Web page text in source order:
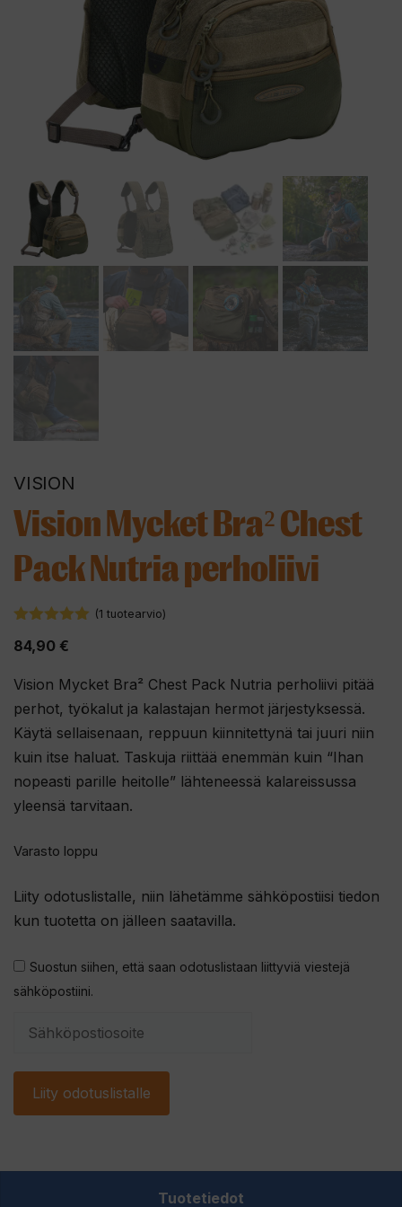
VISION
Vision Mycket Bra² Chest
Pack Nutria perholiivi
(1 tuotearvio)
84,90 €
Vision Mycket Bra² Chest Pack Nutria perholiivi pitää
perhot, työkalut ja kalastajan hermot järjestyksessä.
Käytä sellaisenaan, reppuun kiinnitettynä tai juuri niin
kuin itse haluat. Taskuja riittää enemmän kuin “Ihan
nopeasti parille heitolle” lähteneessä kalareissussa
yleensä tarvitaan.
Varasto loppu
Liity odotuslistalle, niin lähetämme sähköpostiisi tiedon
kun tuotetta on jälleen saatavilla.
Suostun siihen, että saan odotuslistaan liittyviä viestejä
sähköpostiini.
ö
ä
ä
Liity odotuslistalle
Tuotetiedot